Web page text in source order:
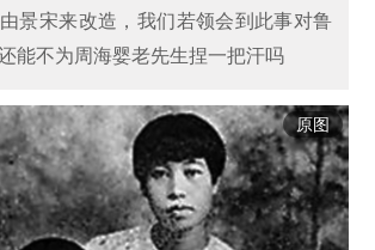
景宋来改造，我们若领会到此事对鲁
能不为周海婴老先生捏一把汗吗
原图